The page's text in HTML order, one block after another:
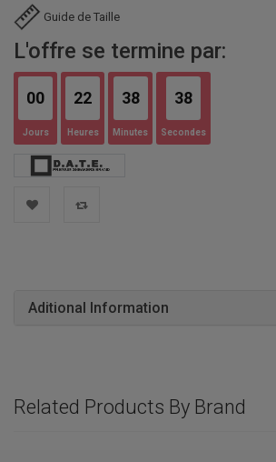
Guide de Taille
L'offre se termine par:
00
Jours
22
Heures
38
Minutes
37
Secondes
Aditional Information
Related Products By Brand